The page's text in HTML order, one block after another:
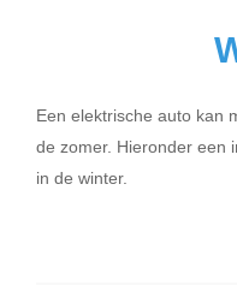
Een elektrische auto kan
de zomer. Hieronder een
in de winter.